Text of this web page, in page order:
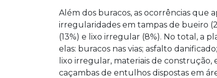
Além dos buracos, as ocorrências que
irregularidades em tampas de bueiro
(13%) e lixo irregular (8%). No total, a
elas: buracos nas vias; asfalto
lixo irregular, materiais de
caçambas de entulhos dispostas em